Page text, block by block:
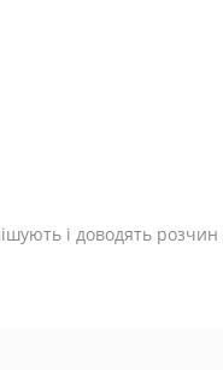
і доводять розчин